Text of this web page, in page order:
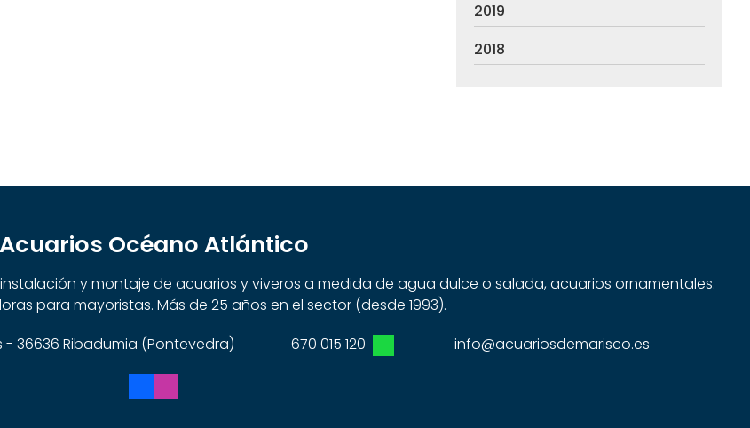
2019
2018
Acuarios Océano Atlántico
y montaje de acuarios y viveros a medida de agua dulce o salada, acuarios ornamentales.
para mayoristas. Más de 25 años en el sector (desde 1993).
- 36636 Ribadumia (Pontevedra)
670 015 120 info@acuariosdemarisco.es